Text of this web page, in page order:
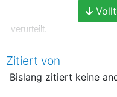
Euro
verurteilt.
Betrug in Tateinheit mit
Ausweispapieren zu einer
Zitiert von
Bislang zitiert keine